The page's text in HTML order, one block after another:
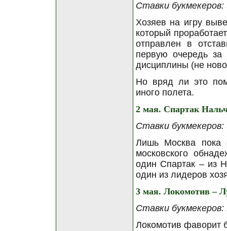
Ставки букмекеров:
Хозяев на игру
который
отправлен в
первую очередь за
дисциплины (не
Но вряд ли это
иного полета.
2 мая. Спартак
Ставки букмекеров:
Лишь Москва пока
московского
один Спартак – из
один из лидеров
3 мая. Локомотив –
Ставки букмекеров:
Локомотив фаворит